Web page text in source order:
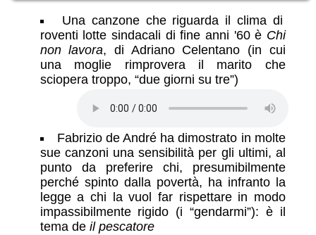
Una canzone che riguarda il clima di
roventi lotte sindacali di fine anni '60 è Chi
non lavora, di Adriano Celentano (in cui
una moglie rimprovera il marito che
sciopera troppo, “due giorni su tre”)
Fabrizio de André ha dimostrato in molte
sue canzoni una sensibilità per gli ultimi, al
punto da preferire chi, presumibilmente
perché spinto dalla povertà, ha infranto la
legge a chi la vuol far rispettare in modo
impassibilmente rigido (i “gendarmi”): è il
tema de il pescatore